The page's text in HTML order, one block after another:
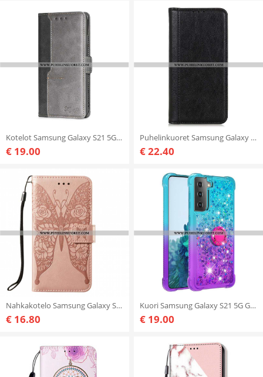
Kotelot Samsung Galaxy S21 5G Kaksisävyinen Keinonahka
€ 19.00
Puhelinkuoret Samsung Galaxy S21 5G Kotelot Flip Elegance Haljattu Litsi Nahka
€ 22.40
Nahkakotelo Samsung Galaxy S21 5G Perhonen Kukkakuvio
€ 16.80
Kuori Samsung Galaxy S21 5G Glitter Ring-kiinnike
€ 19.00